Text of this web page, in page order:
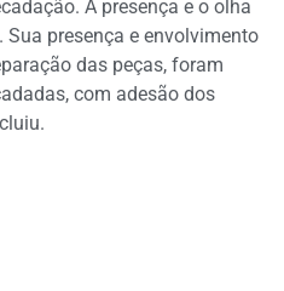
A presença e o olha
presença e envolvimento
das peças, foram
com adesão dos